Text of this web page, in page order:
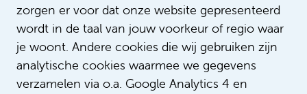
zorgen er voor dat onze website gepresenteerd
wordt in de taal van jouw voorkeur of regio waar
je woont. Andere cookies die wij gebruiken zijn
analytische cookies waarmee we gegevens
verzamelen via o.a. Google Analytics 4 en
Apothekersassistent Poliklinische
Apotheek locatie AMC
€ 2.771 - € 4.492
Apotheek